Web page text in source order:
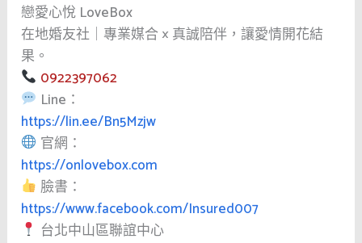
戀愛心悅 LoveBox
在地婚友社｜專業媒合 × 真誠陪伴，讓愛情開花結
果。
0922397062
Line：
https://lin.ee/Bn5Mzjw
官網：
https://onlovebox.com
臉書：
https://www.facebook.com/Insured007
台北中山區聯誼中心